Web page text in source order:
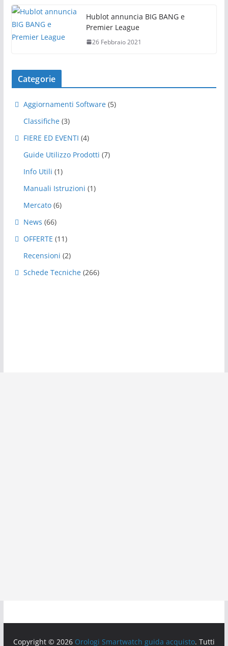
Hublot annuncia BIG BANG e
Premier League
26 Febbraio 2021
Categorie
Aggiornamenti Software (5)
Classifiche (3)
FIERE ED EVENTI (4)
Guide Utilizzo Prodotti (7)
Info Utili (1)
Manuali Istruzioni (1)
Mercato (6)
News (66)
OFFERTE (11)
Recensioni (2)
Schede Tecniche (266)
Copyright © 2026 Orologi Smartwatch guida acquisto. Tutti